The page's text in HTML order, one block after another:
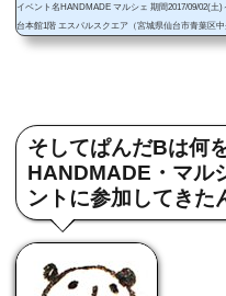
イベント名HANDMADE マルシェ 期間2017/09/02(土)
台本館1階 エスパルスクエア（宮城県仙台市青葉区
良品さん向かいの広場） ワークショップ 絵の具ブ
そしてぱんだBは何
HANDMADE・マル
ントに参加してきた